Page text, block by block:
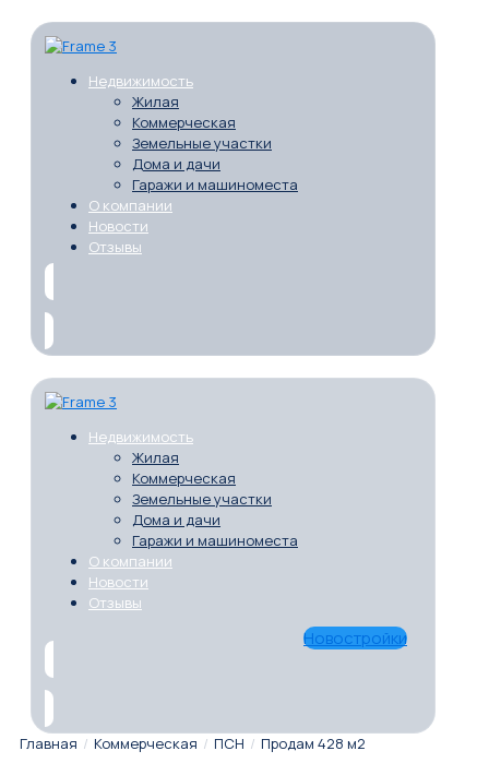
Недвижимость
Жилая
Коммерческая
Земельные участки
Дома и дачи
Гаражи и машиноместа
О компании
Новости
Отзывы
Недвижимость
Жилая
Коммерческая
Земельные участки
Дома и дачи
Гаражи и машиноместа
О компании
Новости
Отзывы
Новостройки
Главная / Коммерческая / ПСН / Продам 428 м2